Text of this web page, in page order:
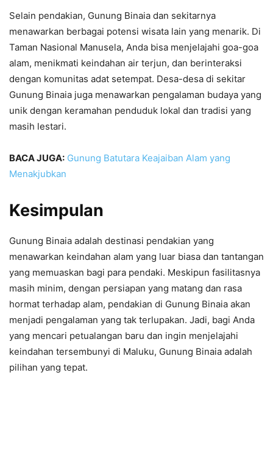
Selain pendakian, Gunung Binaia dan sekitarnya
menawarkan berbagai potensi wisata lain yang menarik. Di
Taman Nasional Manusela, Anda bisa menjelajahi goa-goa
alam, menikmati keindahan air terjun, dan berinteraksi
dengan komunitas adat setempat. Desa-desa di sekitar
Gunung Binaia juga menawarkan pengalaman budaya yang
unik dengan keramahan penduduk lokal dan tradisi yang
masih lestari.
BACA JUGA: Gunung Batutara Keajaiban Alam yang
Menakjubkan
Kesimpulan
Gunung Binaia adalah destinasi pendakian yang
menawarkan keindahan alam yang luar biasa dan tantangan
yang memuaskan bagi para pendaki. Meskipun fasilitasnya
masih minim, dengan persiapan yang matang dan rasa
hormat terhadap alam, pendakian di Gunung Binaia akan
menjadi pengalaman yang tak terlupakan. Jadi, bagi Anda
yang mencari petualangan baru dan ingin menjelajahi
keindahan tersembunyi di Maluku, Gunung Binaia adalah
pilihan yang tepat.